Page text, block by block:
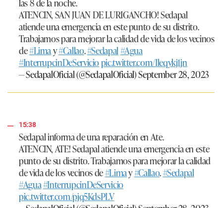
las 8 de la noche.
ATENCIN, SAN JUAN DE LURIGANCHO! Sedapal
atiende una emergencia en este punto de su distrito.
Trabajamos para mejorar la calidad de vida de los vecinos
de#Limay#Callao.#Sedapal#Agua
#InterrupcinDeServiciopic.twitter.com/Ileqykj1jn
— SedapalOficial (@SedapalOficial)September 28, 2023
15:38
Sedapal informa de una reparación en Ate.
ATENCIN, ATE! Sedapal atiende una emergencia en este
punto de su distrito. Trabajamos para mejorar la calidad
de vida de los vecinos de#Limay#Callao.#Sedapal
#Agua#InterrupcinDeServicio
pic.twitter.com/pjq5KdsPLV